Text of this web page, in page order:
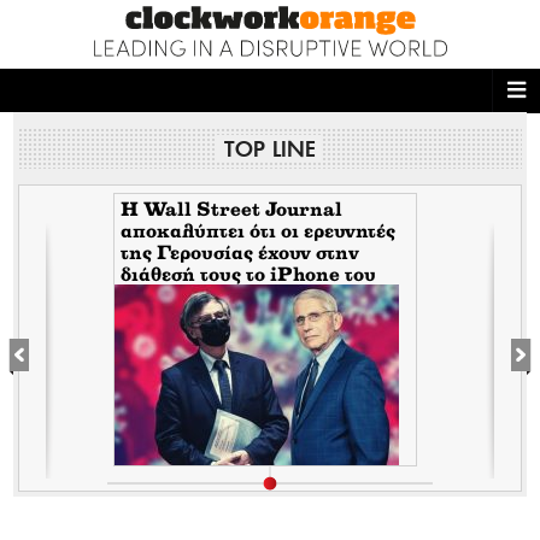
NEWS DESK
THE ONES WHO DO
MAGAZINE
TOP LINE
H Wall Street Journal
αποκαλύπτει ότι οι ερευνητές
της Γερουσίας έχουν στην
διάθεσή τους το iPhone του
Tony Fauci από την περίοδο
της πανδημίας. Τι σημαίνει
αυτό για τον εμπλεκόμενο
Σωτήρη Τσιόδρα